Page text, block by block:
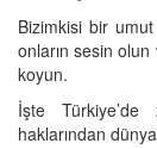
Bizimkisi bir
onların sesin olun
koyun.
İşte Türkiye’de
haklarından